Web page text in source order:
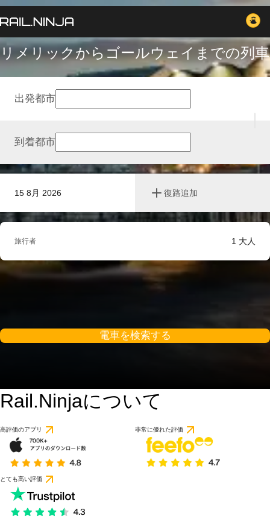
リメリックからゴールウェイまでの列車
15 8月 2026 復路追加
出発都市
到着都市
旅行者 1 大人
電車を検索する
Rail.Ninjaについて
高評価のアプリ 非常に優れた評価
とても高い評価